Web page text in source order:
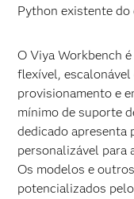
Python existente do
O Viya Workbench
flexível, escalonável
provisionamento e
mínimo de suporte
dedicado apresenta
personalizável para
Os modelos e
potencializados